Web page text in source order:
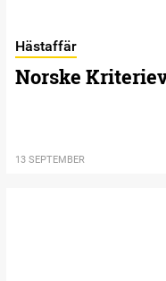
Hästaffär
Norske
13 SEPTEMBER